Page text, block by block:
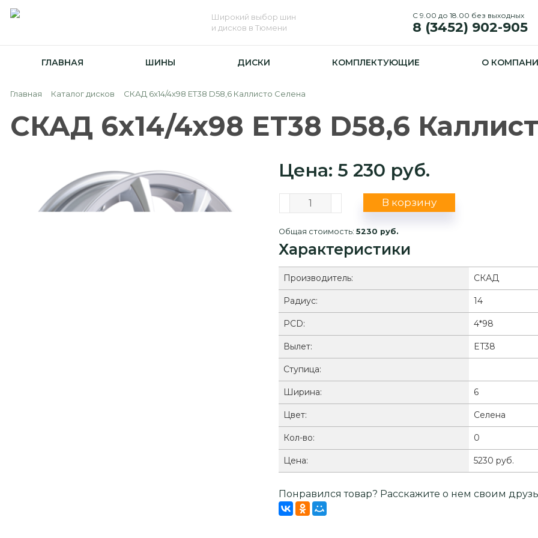
Широкий выбор шин
и дисков в Тюмени
С 9.00 до 18.00 без выходных
8 (3452) 902-905
ГЛАВНАЯ ШИНЫ ДИСКИ КОМПЛЕКТУЮЩИЕ О
Главная Каталог дисков СКАД 6x14/4x98 ET38 D58,6 Каллисто Селена
СКАД 6x14/4x98 ET38 D58,6
Цена: 5 230 руб.
В корзину
Общая стоимость: 5230 руб.
Характеристики
Производитель: СКАД
Радиус: 14
PCD: 4*98
Вылет: ET38
Ступица:
Ширина: 6
Цвет: Селена
Кол-во: 0
Цена: 5230 руб.
Понравился товар? Расскажите о нем своим